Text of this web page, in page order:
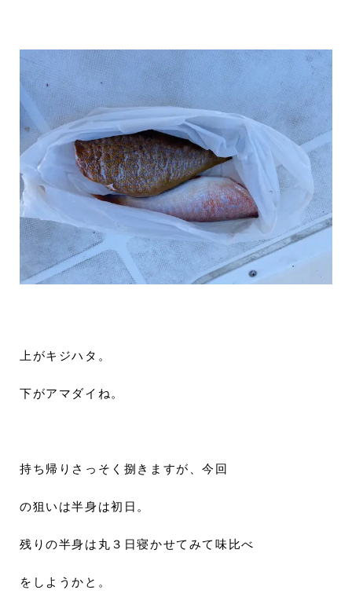
上がキジハタ。
下がアマダイね。
持ち帰りさっそく捌きますが、今回
の狙いは半身は初日。
残りの半身は丸３日寝かせてみて味比べ
をしようかと。